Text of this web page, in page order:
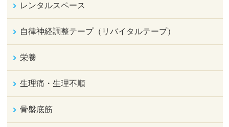
レンタルスペース
自律神経調整テープ（リバイタルテープ）
栄養
生理痛・生理不順
骨盤底筋